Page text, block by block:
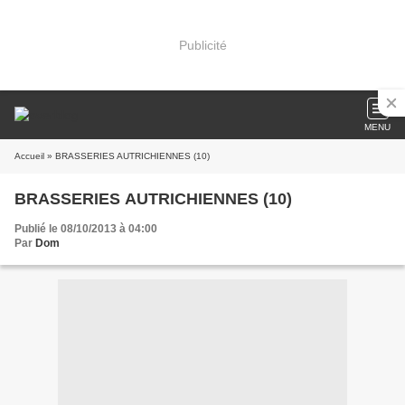
Publicité
MENU
Accueil » BRASSERIES AUTRICHIENNES (10)
BRASSERIES AUTRICHIENNES (10)
Publié le 08/10/2013 à 04:00
Par Dom